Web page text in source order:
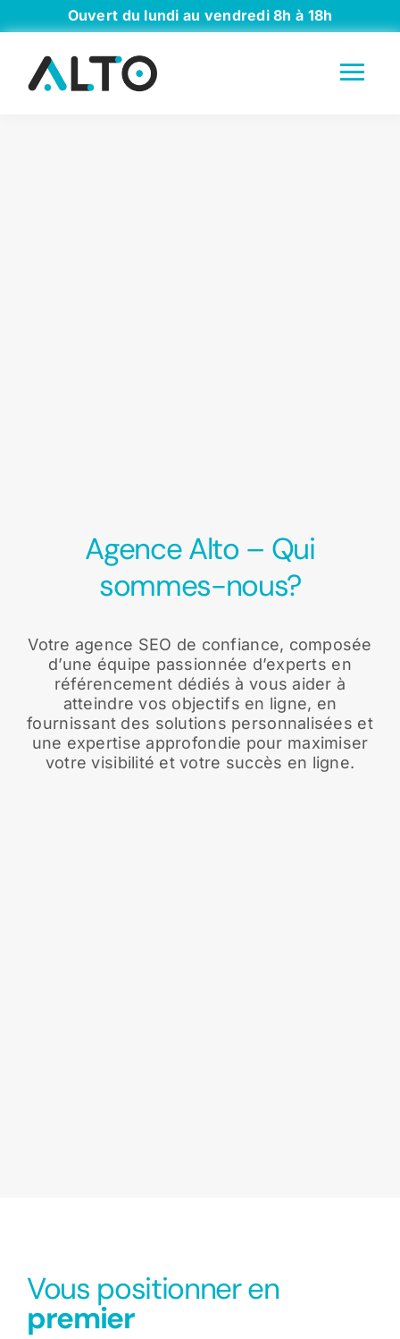
au
Ouvert du lundi au vendredi 8h à 18h
Agence Alto – Qui
sommes-nous?
Votre agence SEO de confiance, composée
d’une équipe passionnée d’experts en
référencement dédiés à vous aider à
atteindre vos objectifs en ligne, en
fournissant des solutions personnalisées et
une expertise approfondie pour maximiser
votre visibilité et votre succès en ligne.
Vous positionner en
premier